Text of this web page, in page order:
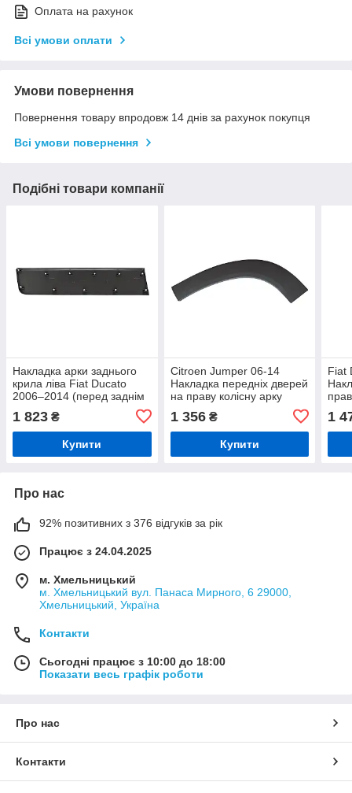
Оплата на рахунок
Всі умови оплати
Умови повернення
Повернення товару впродовж 14 днів за рахунок покупця
Всі умови повернення
Подібні товари компанії
Накладка арки заднього
крила ліва Fiat Ducato
2006–2014 (перед заднім
4035 мм
1 823 ₴
Купити
Citroen Jumper 06-14
Накладка передніх дверей
на праву колісну арку
1 356₴
Купити
Fiat
1
Про нас
92% позитивних з 376 відгуків за рік
Працює з 24.04.2025
м. Хмельницький
м. Хмельницький вул. Панаса Мирного, 6 29000,
Хмельницький, Україна
Контакти
Сьогодні працює з 10:00 до 18:00
Показати весь графік роботи
Про нас
Контакти